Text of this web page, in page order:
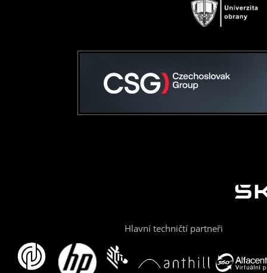
Hlavní techničtí partneři